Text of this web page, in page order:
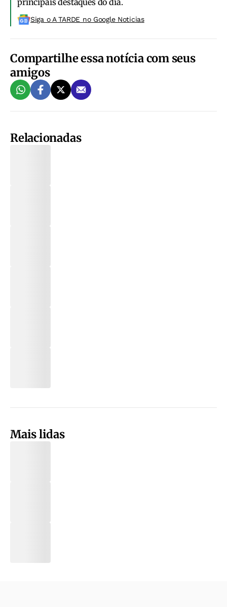
principais destaques do dia.
Siga o A TARDE no Google Noticias
Compartilhe essa notícia com seus
amigos
Relacionadas
Mais lidas